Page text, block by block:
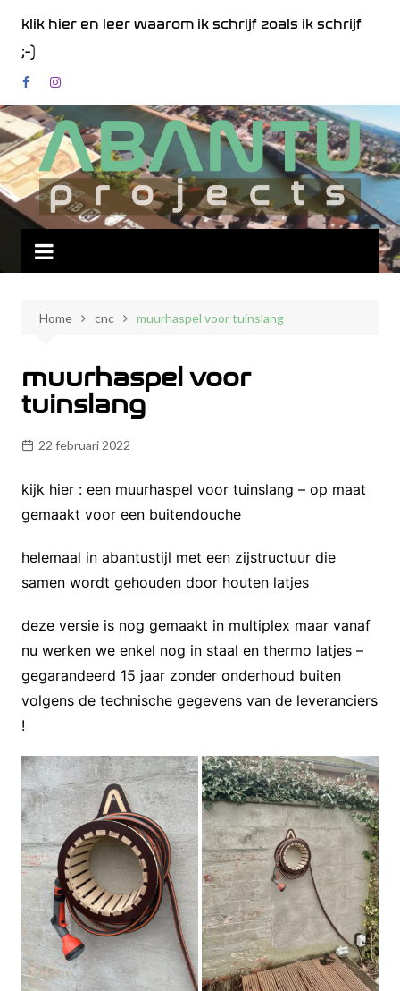
naar
inhoud
klik hier en leer waarom ik schrijf zoals ik schrijf
;-)
Home cnc muurhaspel voor tuinslang
muurhaspel voor
tuinslang
22 februari 2022
kijk hier : een muurhaspel voor tuinslang – op maat
gemaakt voor een buitendouche
helemaal in abantustijl met een zijstructuur die
samen wordt gehouden door houten latjes
deze versie is nog gemaakt in multiplex maar vanaf
nu werken we enkel nog in staal en thermo latjes –
gegarandeerd 15 jaar zonder onderhoud buiten
volgens de technische gegevens van de leveranciers
!